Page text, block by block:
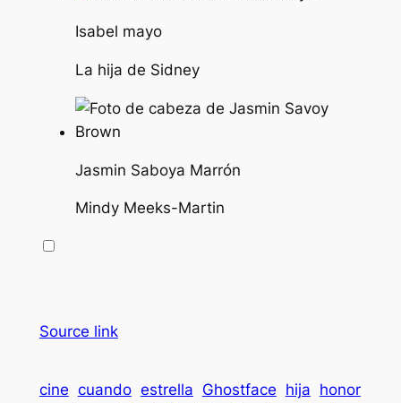
Isabel mayo
La hija de Sidney
Jasmin Saboya Marrón
Mindy Meeks-Martin
Source link
cine cuando estrella Ghostface hija honor